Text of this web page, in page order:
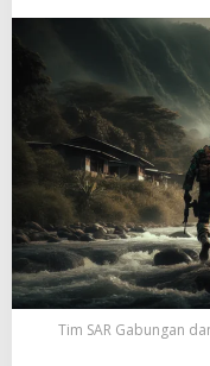
Tim SAR Gabungan